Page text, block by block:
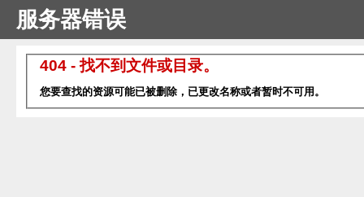
服务器错误
404 - 找不到文件或目录。
您要查找的资源可能已被删除，已更改名称或者暂时不可用。